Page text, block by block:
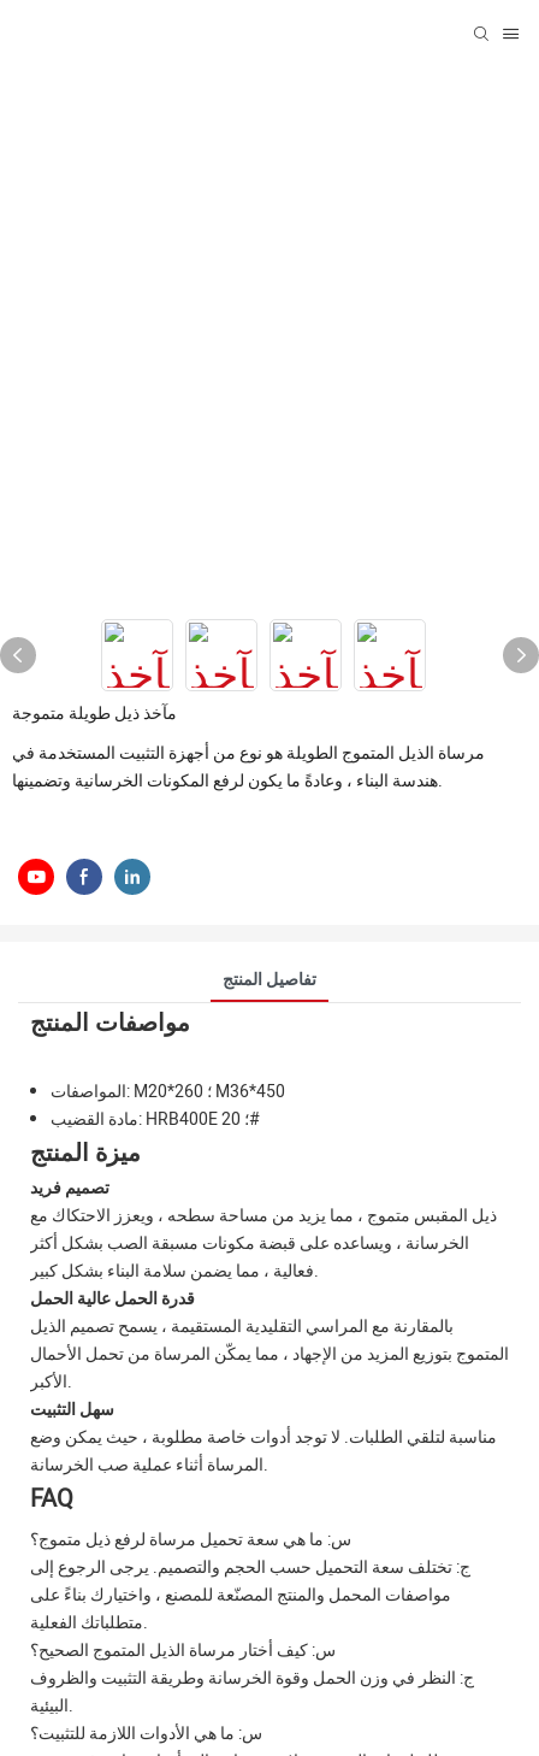
مآخذ ذيل طويلة متموجة
مرساة الذيل المتموج الطويلة هو نوع من أجهزة التثبيت المستخدمة في
هندسة البناء ، وعادةً ما يكون لرفع المكونات الخرسانية وتضمينها.
تفاصيل المنتج
مواصفات المنتج
المواصفات: M20*260 ؛ M36*450
مادة القضيب: HRB400E ؛ 20#
ميزة المنتج
تصميم فريد
ذيل المقبس متموج ، مما يزيد من مساحة سطحه ، ويعزز الاحتكاك مع
الخرسانة ، ويساعده على قبضة مكونات مسبقة الصب بشكل أكثر
فعالية ، مما يضمن سلامة البناء بشكل كبير.
قدرة الحمل عالية الحمل
بالمقارنة مع المراسي التقليدية المستقيمة ، يسمح تصميم الذيل
المتموج بتوزيع المزيد من الإجهاد ، مما يمكّن المرساة من تحمل الأحمال
الأكبر.
سهل التثبيت
مناسبة لتلقي الطلبات. لا توجد أدوات خاصة مطلوبة ، حيث يمكن وضع
المرساة أثناء عملية صب الخرسانة.
FAQ
س: ما هي سعة تحميل مرساة لرفع ذيل متموج؟
ج: تختلف سعة التحميل حسب الحجم والتصميم. يرجى الرجوع إلى
مواصفات المحمل والمنتج المصنّعة للمصنع ، واختيارك بناءً على
متطلباتك الفعلية.
س: كيف أختار مرساة الذيل المتموج الصحيح؟
ج: النظر في وزن الحمل وقوة الخرسانة وطريقة التثبيت والظروف
البيئية.
س: ما هي الأدوات اللازمة للتثبيت؟